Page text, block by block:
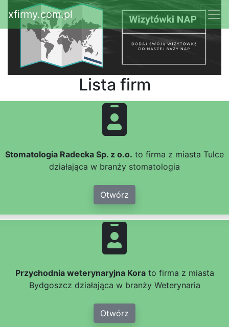
xfirmy.com.pl
Lista firm
Stomatologia Radecka Sp. z o.o. to firma z miasta Tulce
działająca w branży stomatologia
Otwórz
Przychodnia weterynaryjna Korato firma z miasta
Bydgoszcz działająca w branży Weterynaria
Otwórz